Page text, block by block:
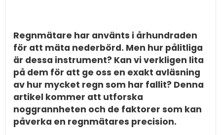
Regnmätare har använts i århundraden
för att mäta nederbörd. Men hur pålitliga
är dessa instrument? Kan vi verkligen lita
på dem för att ge oss en exakt avläsning
av hur mycket regn som har fallit? Denna
artikel kommer att utforska
noggrannheten och de faktorer som kan
påverka en regnmätares precision.